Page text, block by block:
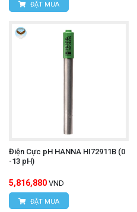
ĐẶT MUA
Điện Cực pH HANNA HI72911B (0
-13 pH)
5,816,880 VND
ĐẶT MUA